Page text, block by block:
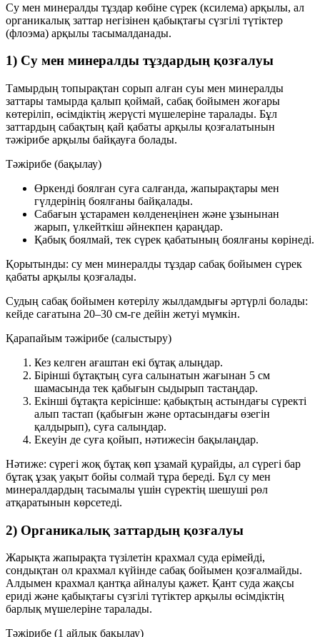
Су мен минералды тұздар көбіне сүрек (ксилема) арқылы, ал
органикалық заттар негізінен қабықтағы сүзгілі түтіктер
(флоэма) арқылы тасымалданады.
1) Су мен минералды тұздардың қозғалуы
Тамырдың топырақтан сорып алған суы мен минералды
заттары тамырда қалып қоймай, сабақ бойымен жоғары
көтеріліп, өсімдіктің жерүсті мүшелеріне таралады. Бұл
заттардың сабақтың қай қабаты арқылы қозғалатынын
тәжірибе арқылы байқауға болады.
Тәжірибе (бақылау)
Өркенді боялған суға салғанда, жапырақтары мен
гүлдерінің боялғаны байқалады.
Сабағын ұстарамен көлденеңінен және ұзынынан
жарып, үлкейткіш әйнекпен қараңдар.
Қабық боялмай, тек сүрек қабатының боялғаны көрінеді.
Қорытынды: су мен минералды тұздар сабақ бойымен сүрек
қабаты арқылы қозғалады.
Судың сабақ бойымен көтерілу жылдамдығы әртүрлі болады:
кейде сағатына 20–30 см-ге дейін жетуі мүмкін.
Қарапайым тәжірибе (салыстыру)
Кез келген ағаштан екі бұтақ алыңдар.
Бірінші бұтақтың суға салынатын жағынан 5 см
шамасында тек қабығын сыдырып тастаңдар.
Екінші бұтақта керісінше: қабықтың астындағы сүректі
алып тастап (қабығын және ортасындағы өзегін
қалдырып), суға салыңдар.
Екеуін де суға қойып, нәтижесін бақылаңдар.
Нәтиже: сүрегі жоқ бұтақ көп ұзамай қурайды, ал сүрегі бар
бұтақ ұзақ уақыт бойы солмай тұра береді. Бұл су мен
минералдардың тасымалы үшін сүректің шешуші рөл
атқаратынын көрсетеді.
2) Органикалық заттардың қозғалуы
Жарықта жапырақта түзілетін крахмал суда ерімейді,
сондықтан ол крахмал күйінде сабақ бойымен қозғалмайды.
Алдымен крахмал қантқа айналуы қажет. Қант суда жақсы
ериді және қабықтағы сүзгілі түтіктер арқылы өсімдіктің
барлық мүшелеріне таралады.
Тәжірибе (1 айлық бақылау)